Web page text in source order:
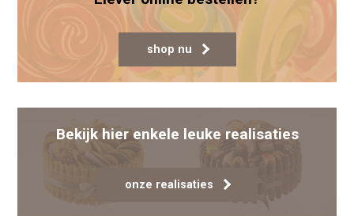
shop nu
Bekijk hier enkele leuke realisaties
onze realisaties